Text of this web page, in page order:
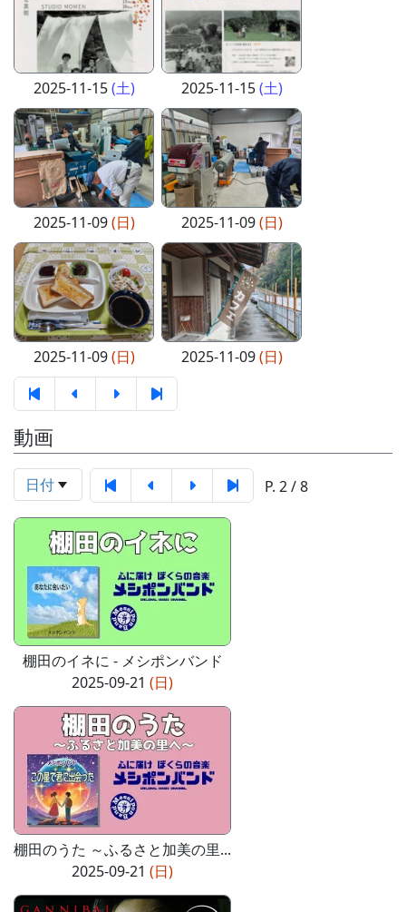
2025-11-15(土) 2025-11-15(土)
2025-11-09(日) 2025-11-09(日)
2025-11-09(日) 2025-11-09(日)
動画
日付 P. 2 / 8
棚田のイネに - メシポンバンド
2025-09-21 (日)
棚田のうた ～ふるさと加美の里...
2025-09-21 (日)